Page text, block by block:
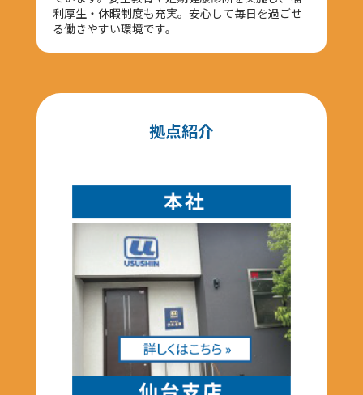
利厚生・休暇制度も充実。安心して毎日を過ごせ
る働きやすい環境です。
拠点紹介